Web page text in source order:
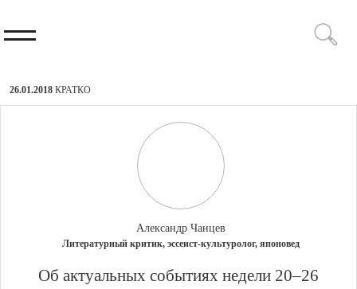
26.01.2018 КРАТКО
Александр Чанцев
Литературный критик, эссеист-культуролог, японовед
Об актуальных событиях недели 20–26